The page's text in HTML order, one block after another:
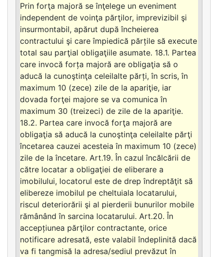
Prin forţa majoră se înţelege un eveniment
independent de voinţa părţilor, imprevizibil şi
insurmontabil, apărut după încheierea
contractului şi care împiedică părțile să execute
total sau parţial obligaţiile asumate. 18.1. Partea
care invocă forța majoră are obligaţia să o
aducă la cunoştinţa celeilalte părți, în scris, în
maximum 10 (zece) zile de la apariţie, iar
dovada forţei majore se va comunica în
maximum 30 (treizeci) de zile de la apariţie.
18.2. Partea care invocă forţa majoră are
obligaţia să aducă la cunoştinţa celeilalte părţi
încetarea cauzei acesteia în maximum 10 (zece)
zile de la încetare. Art.19. În cazul încălcării de
către locatar a obligaţiei de eliberare a
imobilului, locatorul este de drep îndreptăţit să
elibereze imobilul pe cheltuiala locatarului,
riscul deteriorării şi al pierderii bunurilor mobile
rămânând în sarcina locatarului. Art.20. În
accepțiunea părţilor contractante, orice
notificare adresată, este valabil îndeplinită dacă
va fi tangmisă la adresa/sediul prevăzut în